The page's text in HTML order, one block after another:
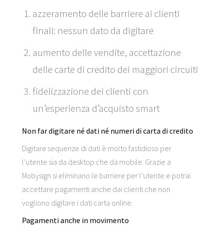
azzeramento delle barriere ai clienti
finali: nessun dato da digitare
aumento delle vendite, accettazione
delle carte di credito dei maggiori circuiti
fidelizzazione dei clienti con
un’esperienza d’acquisto smart
Non far digitare né dati né numeri di carta di credito
Digitare sequenze di dati è molto fastidioso per
l’utente sia da desktop che da mobile. Grazie a
Mobysign si eliminano le barriere per l’utente e potrai
accettare pagamenti anche dai clienti che non
vogliono digitare i dati carta online.
Pagamenti anche in movimento